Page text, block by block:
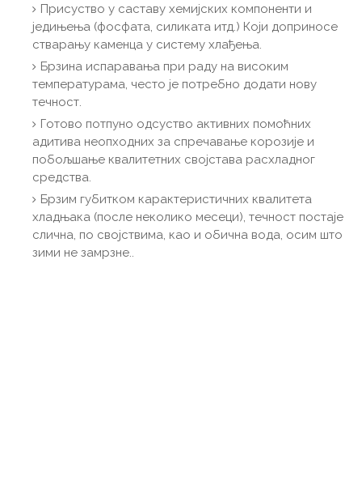
Присуство у саставу хемијских компоненти и
једињења (фосфата, силиката итд.) Који доприносе
стварању каменца у систему хлађења.
Брзина испаравања при раду на високим
температурама, често је потребно додати нову
течност.
Готово потпуно одсуство активних помоћних
адитива неопходних за спречавање корозије и
побољшање квалитетних својстава расхладног
средства.
Брзим губитком карактеристичних квалитета
хладњака (после неколико месеци), течност постаје
слична, по својствима, као и обична вода, осим што
зими не замрзне..